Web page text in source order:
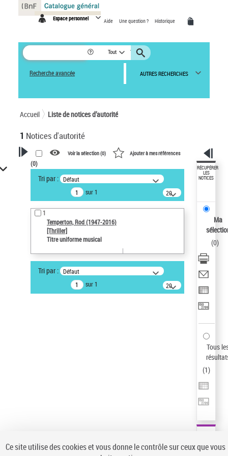
Espace personnel Aide Une question ? Historique
Tout
Recherche avancée AUTRES RECHERCHES
Accueil Liste de notices d’autorité
1 Notices d'autorité
VOTRE RECHERCHE
Recherche avancée dans les
notices d’autorité
Œuvres liées à l'auteur :
Temperton, Rod (1947-2016)
Type de notice d'autorité
Titre uniforme musical
Voir la sélection (0) Ajouter à mes références
(0)
Tri par : Défaut
sur 1
20
résultats/page
1
Temperton, Rod (1947-2016)
[Thriller]
Titre uniforme musical
Tri par : Défaut
sur 1
20
résultats/page
RÉCUPÉRER
LES
NOTICES
Ma
(0)
Tous
(1)
Panneau de gestion des cookies
Ce site utilise des cookies et vous donne le contrôle sur ceux que vous